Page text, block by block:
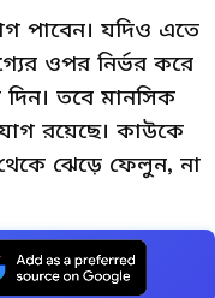
পাবেন। যদিও এতে
ওপর নির্ভর করে
তবে মানসিক
যোগ রয়েছে। কাউকে
ঝেড়ে ফেলুন, না